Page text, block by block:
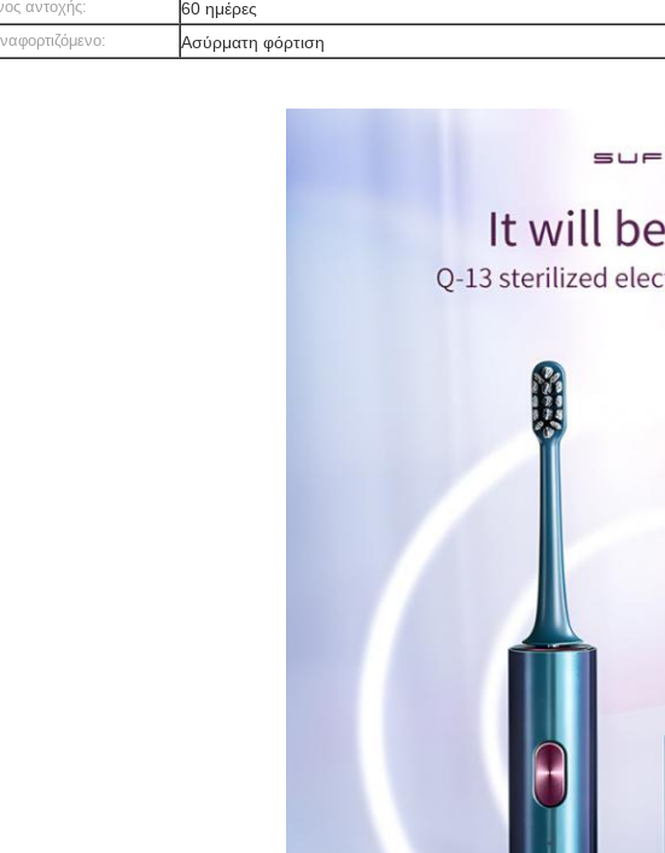
αντοχής: 60 ημέρες
Ασύρματη φόρτιση